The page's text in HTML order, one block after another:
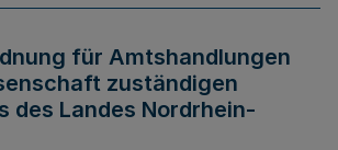
für Amtshandlungen
zuständigen
des Landes Nordrhein-